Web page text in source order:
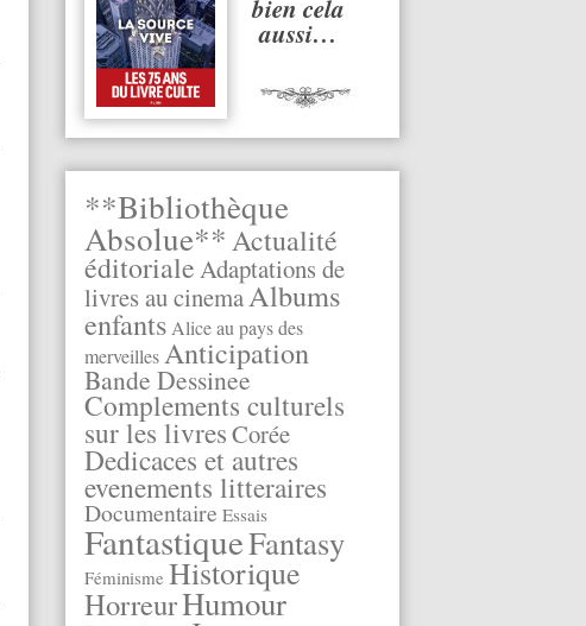
bien cela
aussi…
**Bibliothèque
Absolue**Actualité
éditorialeAdaptations de
livres au cinemaAlbums
enfantsAlice au pays des
merveillesAnticipation
Bande Dessinee
Complements culturels
sur les livresCorée
Dedicaces et autres
evenements litteraires
Documentaire Essais
FantastiqueFantasy
Féminisme Historique
HorreurHumour